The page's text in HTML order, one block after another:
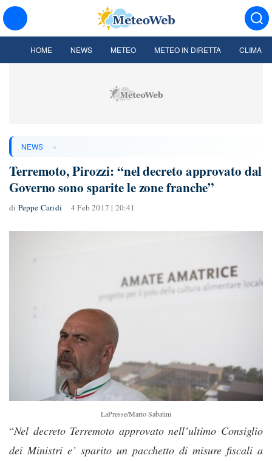
HOME NEWS METEO METEO IN DIRETTA CLIMA
NEWS »
Terremoto, Pirozzi: “nel decreto approvato dal
Governo sono sparite le zone franche”
di Peppe Caridi 4 Feb 2017 | 20:41
LaPresse/Mario Sabatini
“Nel decreto Terremoto approvato nell’ultimo Consiglio
dei Ministri e’ sparito un pacchetto di misure fiscali a